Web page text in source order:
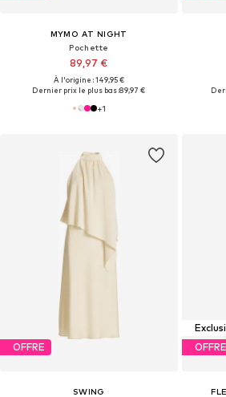
MYMO AT NIGHT
Pochette
89,97 €
À l'origine : 149,95 €
Dernier prix le plus bas :89,97 €
+1
OFFRE
SWING
OFFRE